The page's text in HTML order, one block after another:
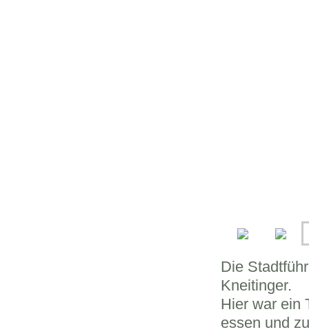
Die
Kneitinger.
Hier war ein
essen und